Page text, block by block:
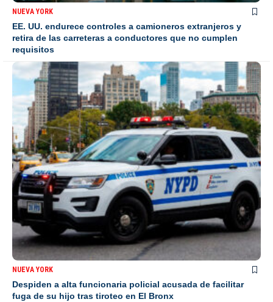
NUEVA YORK
EE. UU. endurece controles a camioneros extranjeros y
retira de las carreteras a conductores que no cumplen
requisitos
NUEVA YORK
Despiden a alta funcionaria policial acusada de facilitar
fuga de su hijo tras tiroteo en El Bronx